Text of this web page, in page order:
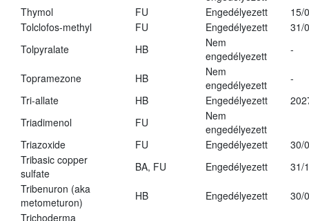
Thymol
FU Engedélyezett
15/
Tolclofos-methyl
FU Engedélyezett
31/
Tolpyralate
HB
Nem
engedélyezett
-
Topramezone HB
Nem
engedélyezett
-
Tri-allate
HB Engedélyezett
Triadimenol
FU
Nem
engedélyezett
Triazoxide
FU Engedélyezett
30/
Tribasic copper
sulfate
BA, FU Engedélyezett
31/
Tribenuron (aka
metometuron)
HB Engedélyezett
30/
Trichoderma